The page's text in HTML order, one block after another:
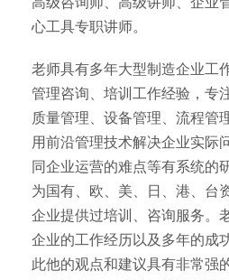
心工具专职讲师。
老师具有多年大型制造企业工
管理咨询、培训工作经验，专
质量管理、设备管理、流程管
用前沿管理技术解决企业实际
同企业运营的难点等有系统的
为国有、欧、美、日、港、台
企业提供过培训、咨询服务。
企业的工作经历以及多年的成
此他的观点和建议具有非常强